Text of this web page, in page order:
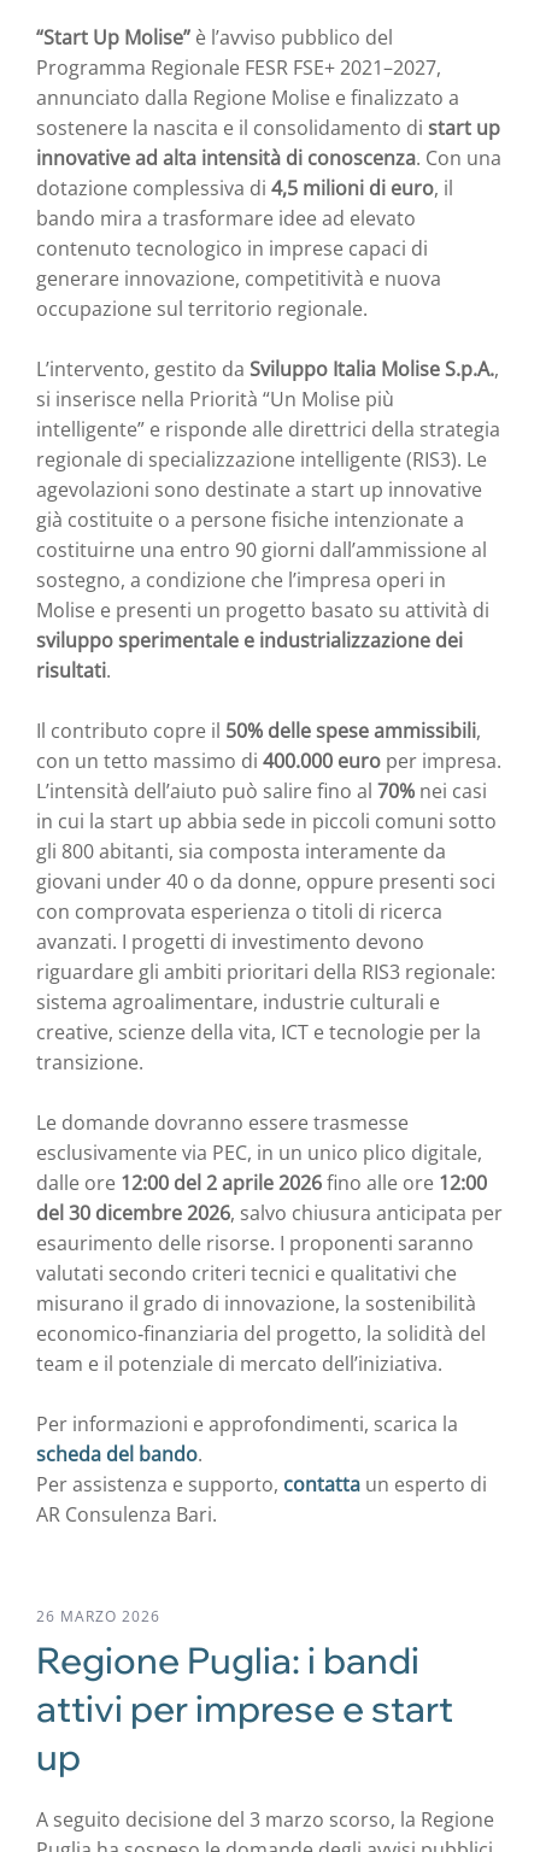
“Start Up Molise” è l’avviso pubblico del
Programma Regionale FESR FSE+ 2021–2027,
annunciato dalla Regione Molise e finalizzato a
sostenere la nascita e il consolidamento di start up
innovative ad alta intensità di conoscenza. Con una
dotazione complessiva di 4,5 milioni di euro, il
bando mira a trasformare idee ad elevato
contenuto tecnologico in imprese capaci di
generare innovazione, competitività e nuova
occupazione sul territorio regionale.
L’intervento, gestito da Sviluppo Italia Molise S.p.A.,
si inserisce nella Priorità “Un Molise più
intelligente” e risponde alle direttrici della strategia
regionale di specializzazione intelligente (RIS3). Le
agevolazioni sono destinate a start up innovative
già costituite o a persone fisiche intenzionate a
costituirne una entro 90 giorni dall’ammissione al
sostegno, a condizione che l’impresa operi in
Molise e presenti un progetto basato su attività di
sviluppo sperimentale e industrializzazione dei
risultati.
Il contributo copre il 50% delle spese ammissibili,
con un tetto massimo di 400.000 euro per impresa.
L’intensità dell’aiuto può salire fino al 70% nei casi
in cui la start up abbia sede in piccoli comuni sotto
gli 800 abitanti, sia composta interamente da
giovani under 40 o da donne, oppure presenti soci
con comprovata esperienza o titoli di ricerca
avanzati. I progetti di investimento devono
riguardare gli ambiti prioritari della RIS3 regionale:
sistema agroalimentare, industrie culturali e
creative, scienze della vita, ICT e tecnologie per la
transizione.
Le domande dovranno essere trasmesse
esclusivamente via PEC, in un unico plico digitale,
dalle ore 12:00 del 2 aprile 2026fino alle ore 12:00
del 30 dicembre 2026, salvo chiusura anticipata per
esaurimento delle risorse. I proponenti saranno
valutati secondo criteri tecnici e qualitativi che
misurano il grado di innovazione, la sostenibilità
economico‑finanziaria del progetto, la solidità del
team e il potenziale di mercato dell’iniziativa.
Per informazioni e approfondimenti, scarica la
scheda del bando.
Per assistenza e supporto, contatta un esperto di
AR Consulenza Bari.
26 MARZO 2026
Regione Puglia: i bandi
attivi per imprese e start
up
A seguito decisione del 3 marzo scorso, la Regione